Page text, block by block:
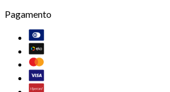
Pagamento